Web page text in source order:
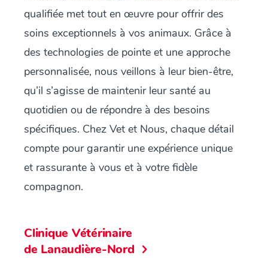
qualifiée met tout en œuvre pour offrir des
soins exceptionnels à vos animaux. Grâce à
des technologies de pointe et une approche
personnalisée, nous veillons à leur bien-être,
qu’il s’agisse de maintenir leur santé au
quotidien ou de répondre à des besoins
spécifiques. Chez Vet et Nous, chaque détail
compte pour garantir une expérience unique
et rassurante à vous et à votre fidèle
compagnon.
Clinique Vétérinaire
de Lanaudière-Nord